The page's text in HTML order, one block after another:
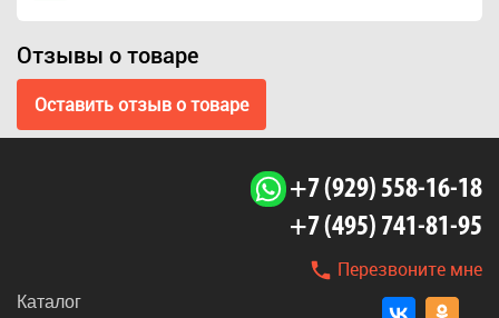
Отзывы о товаре
Оставить отзыв о товаре
+7 (929) 558-16-18
+7 (495) 741-81-95
Перезвоните мне
Каталог